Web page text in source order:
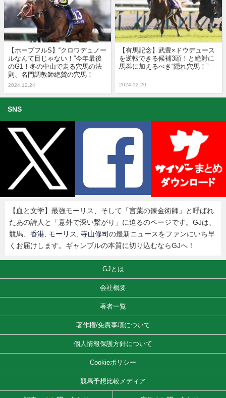
【ホープフルS】“クロワデュノー
ルなんて目じゃない！”今年最後
のG1！冬の中山で走る穴馬の法
則、名門調教師絶賛の穴馬！
2024.12.24
【有馬記念】武豊×ドウデュース
を逆転できる候補3頭！と絶対に
馬券に加えるべき“隠れ穴馬！”
2024.12.20
SNS
【血と文学】最強モーリス、そして「言葉の錬金術師」と呼ばれ
たあの詩人と「意外で深い繋がり」に迫るのページです。GJは、
競馬、 香港 モーリス 寺山修司の最新ニュースをファンにいち早
くお届けします。ギャンブルの本質に切り込むならGJへ！
GJとは
会社概要
著者一覧
著作権/免責事項について
個人情報保護方針について
Cookieポリシー
競馬予想比較メディア